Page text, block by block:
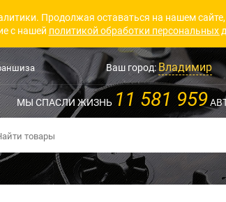
Продолжая оставаться на нашем
с нашей политикой обработки персональных
Ваш город:Владимир
МЫ СПАСЛИ ЖИЗНЬ 11 581 959